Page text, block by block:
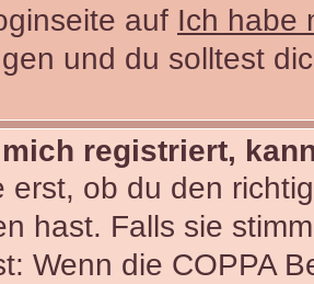
auf Ich habe
und du solltest
registriert,
erst, ob du den
hast. Falls sie
Wenn die COPPA